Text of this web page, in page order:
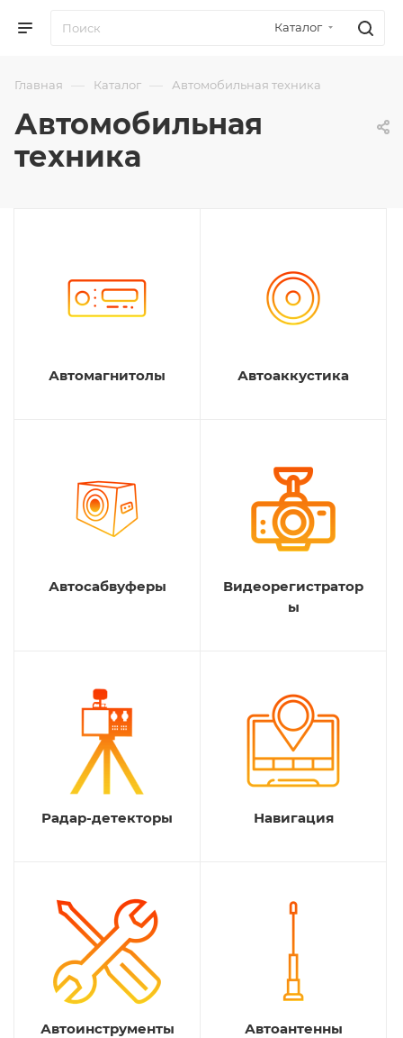
Каталог
Главная — Каталог — Автомобильная техника
Автомобильная
техника
Автомагнитолы Автоаккустика
Автосабвуферы
Видеорегистратор
ы
Радар-детекторы Навигация
Автоинструменты
Автоантенны